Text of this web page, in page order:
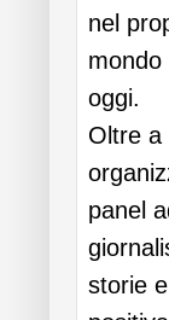
nel
mondo
oggi.
Oltre a
panel
storie